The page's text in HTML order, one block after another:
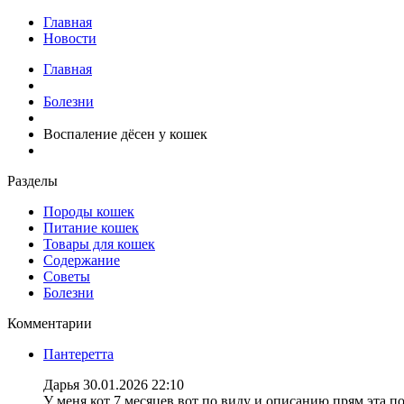
Главная
Новости
Главная
Болезни
Воспаление дёсен у кошек
Разделы
Породы кошек
Питание кошек
Товары для кошек
Содержание
Советы
Болезни
Комментарии
Пантеретта
Дарья 30.01.2026 22:10
У меня кот 7 месяцев вот по виду и описанию прям эта